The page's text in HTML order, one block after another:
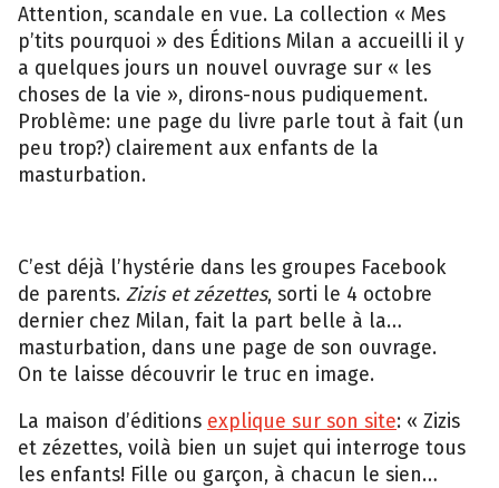
Attention, scandale en vue. La collection « Mes
p’tits pourquoi » des Éditions Milan a accueilli il y
a quelques jours un nouvel ouvrage sur « les
choses de la vie », dirons-nous pudiquement.
Problème: une page du livre parle tout à fait (un
peu trop?) clairement aux enfants de la
masturbation.
C’est déjà l’hystérie dans les groupes Facebook
de parents. Zizis et zézettes, sorti le 4 octobre
dernier chez Milan, fait la part belle à la…
masturbation, dans une page de son ouvrage.
On te laisse découvrir le truc en image.
La maison d’éditions explique sur son site: « Zizis
et zézettes, voilà bien un sujet qui interroge tous
les enfants! Fille ou garçon, à chacun le sien…